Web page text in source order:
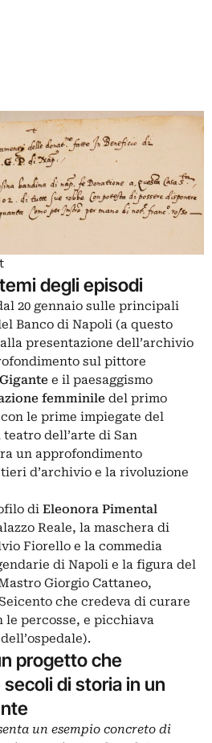
degli episodi
20 gennaio sulle principali
Banco di Napoli (a questo
presentazione dell’archivio
sul pittore
Gigante e il paesaggismo
femminile del primo
le prime impiegate del
teatro dell’arte di San
un approfondimento
d’archivio e la rivoluzione
di Eleonora Pimental
Reale, la maschera di
Fiorello e la commedia
di Napoli e la figura del
Giorgio Cattaneo,
che credeva di curare
le percosse, e picchiava
progetto che
di storia in un
un esempio concreto di